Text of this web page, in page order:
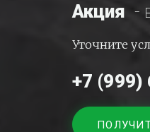
Акция -
Уточните
+7